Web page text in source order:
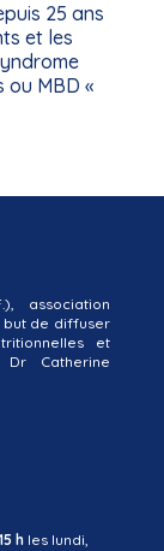
25 ans
et les
ou MBD «
association
but de diffuser
et
Catherine
hles lundi,